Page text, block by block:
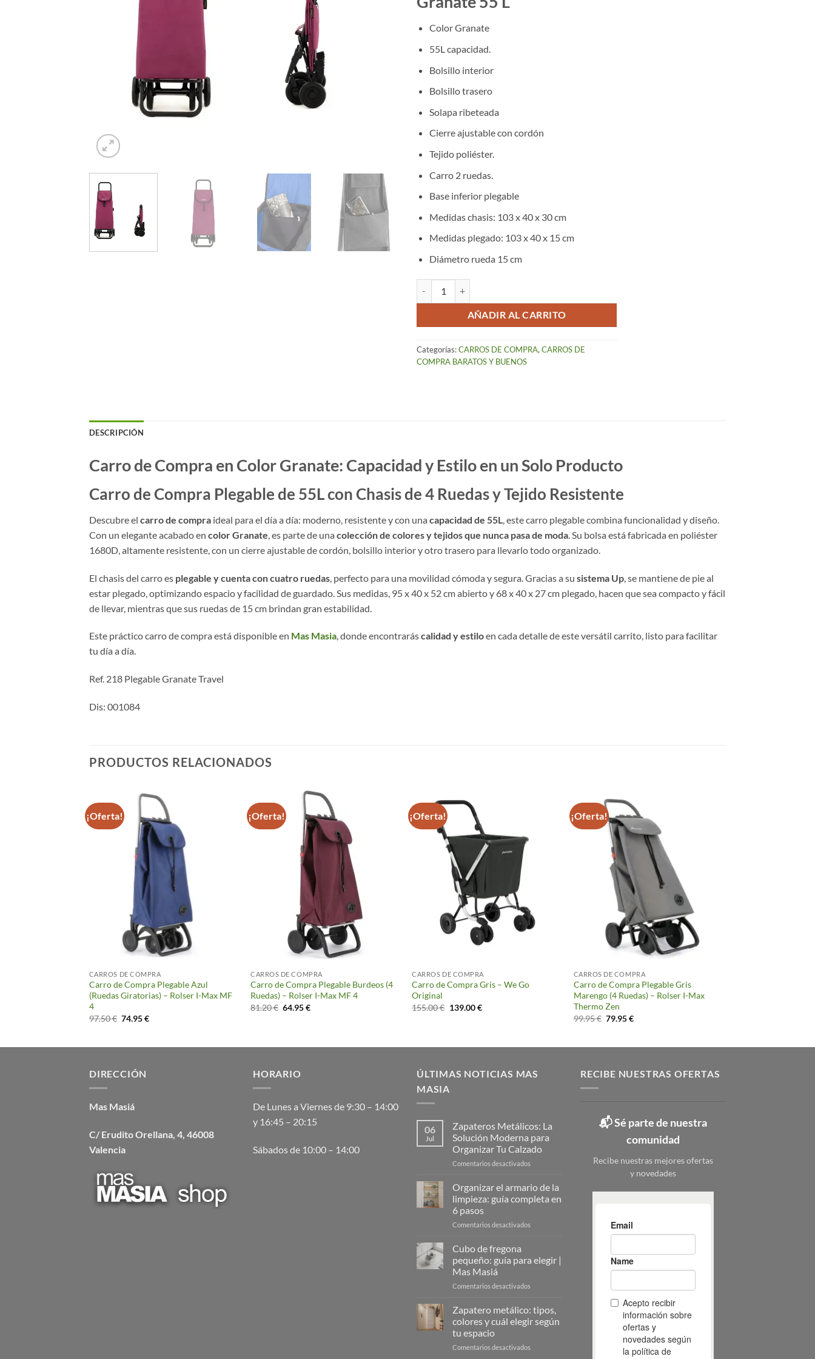
81.25 €.
Color Granate
55L capacidad.
Bolsillo interior
Bolsillo trasero
Solapa ribeteada
Cierre ajustable con cordón
Tejido poliéster.
Carro 2 ruedas.
Base inferior plegable
Medidas chasis: 103 x 40 x 30 cm
Medidas plegado: 103 x 40 x 15 cm
Diámetro rueda 15 cm
AÑADIR AL CARRITO
Categorías:CARROS DE COMPRA, CARROS DE
COMPRA BARATOS Y BUENOS
DESCRIPCIÓN
Carro de Compra en Color Granate: Capacidad y Estilo en un Solo Producto
Carro de Compra Plegable de 55L con Chasis de 4 Ruedas y Tejido Resistente
Descubre el carro de compra ideal para el día a día: moderno, resistente y con una capacidad de 55L, este carro plegable combina funcionalidad y diseño.
Con un elegante acabado en color Granate, es parte de una colección de colores y tejidos que nunca pasa de moda. Su bolsa está fabricada en poliéster
1680D, altamente resistente, con un cierre ajustable de cordón, bolsillo interior y otro trasero para llevarlo todo organizado.
El chasis del carro es plegable y cuenta con cuatro ruedas , perfecto para una movilidad cómoda y segura. Gracias a su sistema Up , se mantiene de pie al
estar plegado, optimizando espacio y facilidad de guardado. Sus medidas, 95 x 40 x 52 cm abierto y 68 x 40 x 27 cm plegado, hacen que sea compacto y fácil
de llevar, mientras que sus ruedas de 15 cm brindan gran estabilidad.
Este práctico carro de compra está disponible en Mas Masia, donde encontraráscalidad y estiloen cada detalle de este versátil carrito, listo para facilitar
tu día a día.
Ref. 218 Plegable Granate Travel
Dis: 001084
PRODUCTOS RELACIONADOS
¡Oferta!
CARROS DE COMPRA
Carro de Compra Plegable Azul
(Ruedas Giratorias) – Rolser I-Max MF
4
97.50€ El
74.95€El
¡Oferta!
CARROS DE COMPRA
Carro de Compra Plegable Burdeos (4
Ruedas) – Rolser I-Max MF 4
81.20€ El
64.95€El
¡Oferta!
CARROS DE COMPRA
Carro de Compra Gris – We Go
Original
155.00€ El
139.00€El
¡Oferta!
CARROS DE COMPRA
Carro de Compra Plegable Gris
Marengo (4 Ruedas) – Rolser I-Max
Thermo Zen
99.95€ El
79.95€El
DIRECCIÓN
Mas Masiá
C/ Erudito Orellana, 4, 46008
Valencia
HORARIO
De Lunes a Viernes de 9:30 – 14:00
y 16:45 – 20:15
Sábados de 10:00 – 14:00
ÚLTIMAS NOTICIAS MAS
MASIA
06
Jul
Zapateros Metálicos: La
Solución Moderna para
Organizar Tu Calzado
Comentarios desactivados
Metálicos:
Solución
Calzado
Organizar el armario de la
limpieza: guía completa en
6 pasos
Comentarios desactivados
de
completa
6
Cubo de fregona
pequeño: guía para elegir |
Mas Masiá
Comentarios desactivados
de
fregona
pequeño:
Zapatero metálico: tipos,
colores y cuál elegir según
tu espacio
Comentarios desactivados
RECIBE NUESTRAS OFERTAS
📬 Sé parte de nuestra
comunidad
Recibe nuestras mejores ofertas
y novedades